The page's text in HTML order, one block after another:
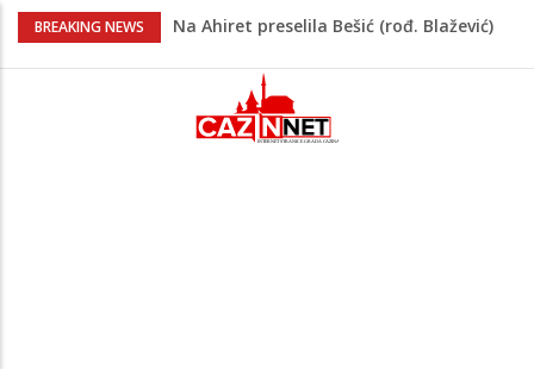
BREAKING NEWS
Na Ahiret preselila Bešić (rođ. Blažević)
Na Ahiret preselio ŠUPUK (Refik) ŠEFIK
Evo koje države su zasad za, a koje
protiv Infantina na izborima: Srbija i